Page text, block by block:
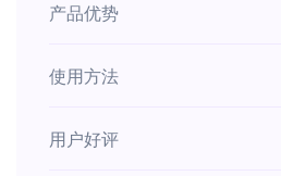
产品优势
使用方法
用户好评